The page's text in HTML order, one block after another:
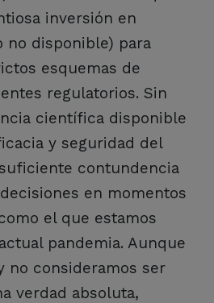
inversión en
no disponible) para
esquemas de
regulatorios. Sin
científica disponible
y seguridad del
contundencia
en momentos
el que estamos
pandemia. Aunque
no consideramos ser
verdad absoluta,